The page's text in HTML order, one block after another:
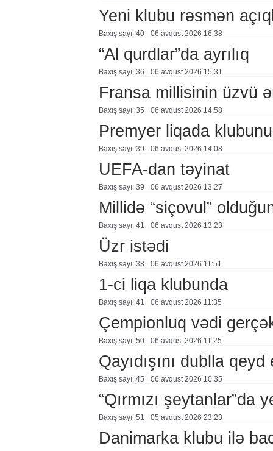
Yeni klubu rəsmən
Baxış sayı: 40 06 avqust 2026 16:38
“Al qurdlar”da ayrılıq
Baxış sayı: 36 06 avqust 2026 15:31
Fransa millisinin üzvü
Baxış sayı: 35 06 avqust 2026 14:58
Premyer liqada
Baxış sayı: 39 06 avqust 2026 14:08
UEFA-dan təyinat
Baxış sayı: 39 06 avqust 2026 13:27
Millidə “siçovul”
Baxış sayı: 41 06 avqust 2026 13:23
Üzr istədi
Baxış sayı: 38 06 avqust 2026 11:51
1-ci liqa klubunda
Baxış sayı: 41 06 avqust 2026 11:35
Çempionluq vədi
Baxış sayı: 50 06 avqust 2026 11:25
Qayıdışını dublla qeyd
Baxış sayı: 45 06 avqust 2026 10:35
“Qırmızı şeytanlar”da
Baxış sayı: 51 05 avqust 2026 23:23
Danimarka klubu ilə